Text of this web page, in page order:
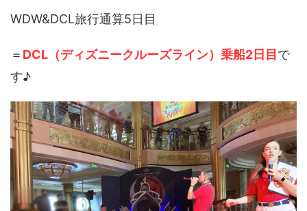
WDW&DCL旅行通算5日目
＝ DCL（ディズニークルーズライン）乗船2日目 で
す♪